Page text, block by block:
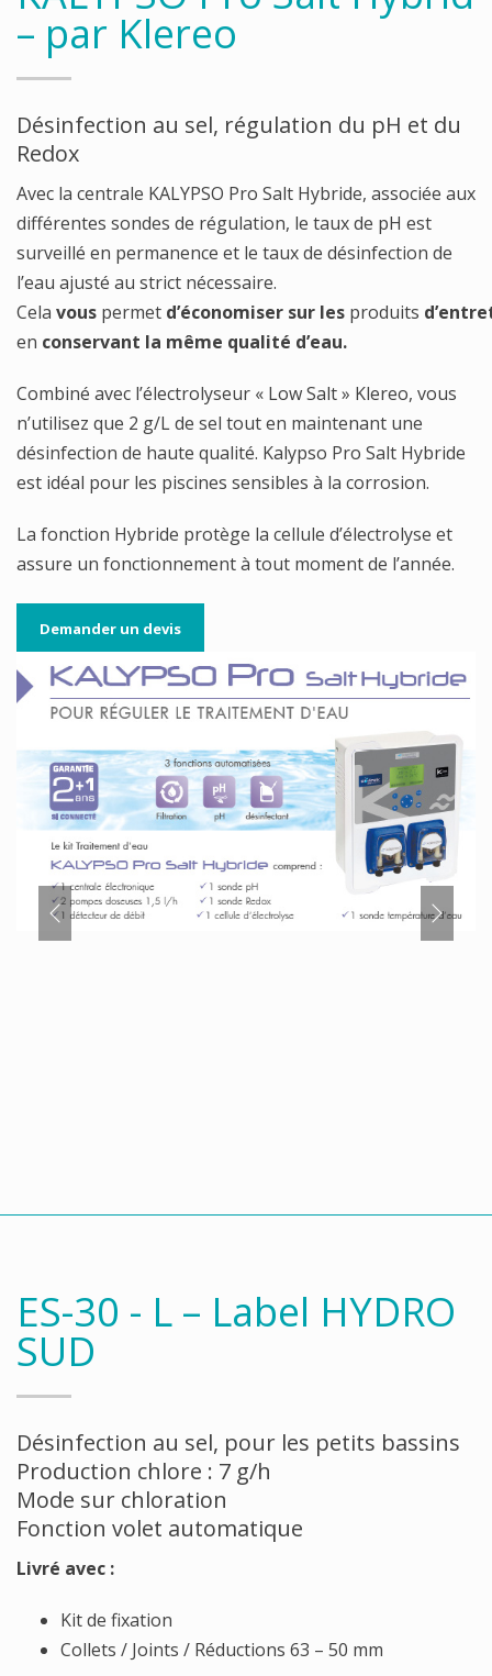
– par Klereo
Désinfection au sel, régulation du pH et du
Redox
Avec la centrale KALYPSO Pro Salt Hybride, associée aux
différentes sondes de régulation, le taux de pH est
surveillé en permanence et le taux de désinfection de
l’eau ajusté au strict nécessaire.
Cela vous permet d’économiser sur les produits
en conservant la même qualité d’eau.
Combiné avec l’électrolyseur « Low Salt » Klereo, vous
n’utilisez que 2 g/L de sel tout en maintenant une
désinfection de haute qualité. Kalypso Pro Salt Hybride
est idéal pour les piscines sensibles à la corrosion.
La fonction Hybride protège la cellule d’électrolyse et
assure un fonctionnement à tout moment de l’année.
Demander un devis
ES-30 - L – Label HYDRO
SUD
Désinfection au sel, pour les petits bassins
Production chlore : 7 g/h
Mode sur chloration
Fonction volet automatique
Livré avec :
Kit de fixation
Collets / Joints / Réductions 63 – 50 mm